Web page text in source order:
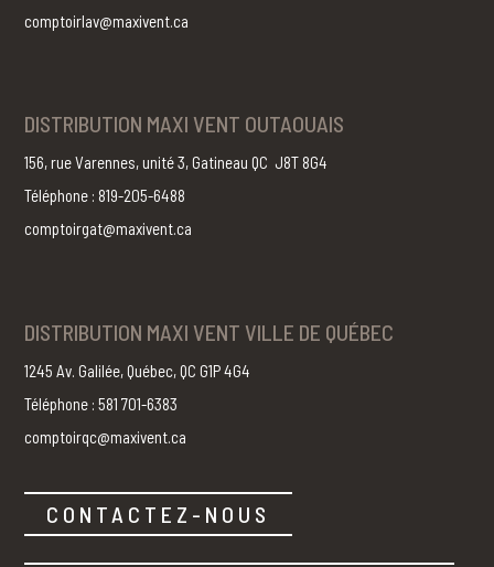
comptoirlav@maxivent.ca
DISTRIBUTION MAXI VENT OUTAOUAIS
156, rue Varennes, unité 3, Gatineau QC J8T 8G4
Téléphone : 819-205-6488
comptoirgat@maxivent.ca
DISTRIBUTION MAXI VENT VILLE DE QUÉBEC
1245 Av. Galilée, Québec, QC G1P 4G4
Téléphone : 581 701-6383
comptoirqc@maxivent.ca
CONTACTEZ-NOUS